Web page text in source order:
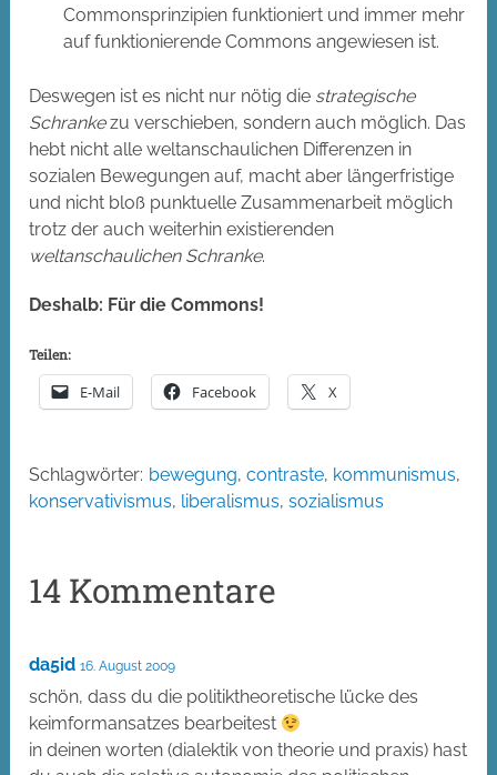
Commonsprinzipien funktioniert und immer mehr
auf funktionierende Commons angewiesen ist.
Deswegen ist es nicht nur nötig die strategische
Schrankezu verschieben, sondern auch möglich. Das
hebt nicht alle weltanschaulichen Differenzen in
sozialen Bewegungen auf, macht aber längerfristige
und nicht bloß punktuelle Zusammenarbeit möglich
trotz der auch weiterhin existierenden
weltanschaulichen Schranke.
Deshalb: Für die Commons!
Teilen:
E-Mail Facebook X
Schlagwörter: bewegung,contraste, kommunismus,
konservativismus, liberalismus,sozialismus
14 Kommentare
da5id 16. August 2009
schön, dass du die politiktheoretische lücke des
keimformansatzes bearbeitest
in deinen worten (dialektik von theorie und praxis) hast